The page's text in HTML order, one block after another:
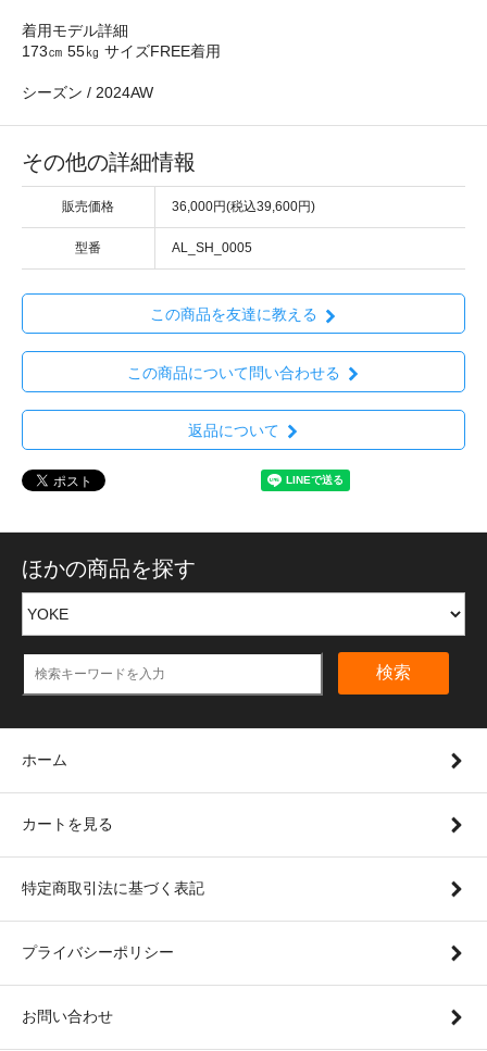
着用モデル詳細
173㎝ 55㎏ サイズFREE着用
シーズン / 2024AW
その他の詳細情報
販売価格 36,000円(税込39,600円)
型番 AL_SH_0005
この商品を友達に教える
この商品について問い合わせる
返品について
ほかの商品を探す
検索
ホーム
カートを見る
特定商取引法に基づく表記
プライバシーポリシー
お問い合わせ